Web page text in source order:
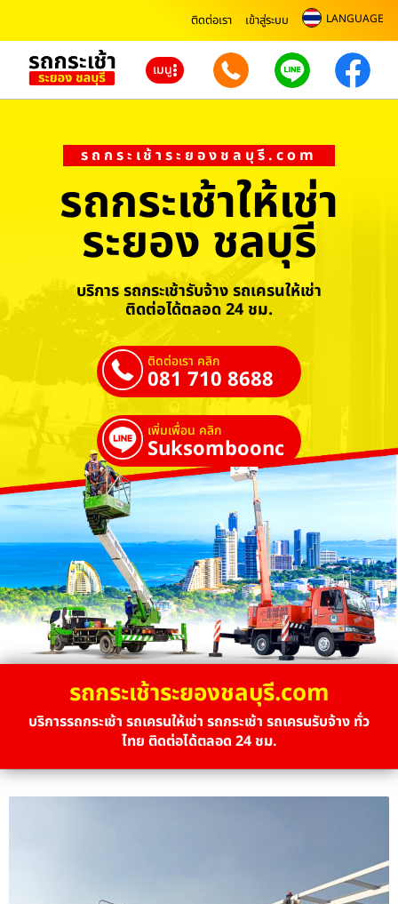
ติดต่อเรา เข้าสู่ระบบ LANGUAGE
เมนู
รถกระเช้าระยองชลบุรี.com
รถกระเช้าให้เช่า
ระยอง ชลบุรี
บริการ รถกระเช้ารับจ้าง รถเครนให้เช่า
ติดต่อได้ตลอด 24 ชม.
ติดต่อเรา คลิก
081 710 8688
เพิ่มเพื่อน คลิก
Suksombooncrane
รถกระเช้าระยองชลบุรี.com
บริการรถกระเช้า รถเครนให้เช่า รถกระเช้า รถเครนรับจ้าง ทั่ว
ไทย ติดต่อได้ตลอด 24 ชม.